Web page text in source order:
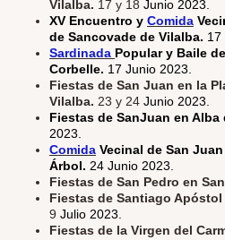
Vilalba. 17 y 18 Junio 2023.
XV Encuentro y Comida
de Sancovade de Vilalba. 17
Sardinada Popular y Baile
Corbelle. 17 Junio 2023.
Fiestas de San Juan en la
Vilalba. 23 y 24 Junio 2023.
Fiestas de SanJuan en Alba
2023.
Comida Vecinal de San
Árbol. 24 Junio 2023.
Fiestas de San Pedro en
Fiestas de Santiago
9 Julio 2023.
Fiestas de la Virgen del